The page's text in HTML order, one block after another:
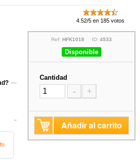
4.52/5 en 185 votos
Ref: HFK1018 ID: 4533
Disponible
Cantidad
- +
Añadir al carrito